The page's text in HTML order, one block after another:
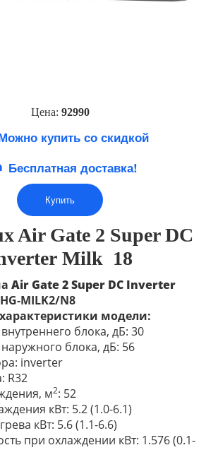
Цена: 92990
купить со скидкой
Бесплатная доставка!
Купить
Air Gate 2 Super DC
Milk 18
Air Gate 2 Super DC Inverter
MILK2/N8
модели:
блока, дБ: 30
блока, дБ: 56
inverter
R32
м2: 52
кВт: 5.2 (1.0-6.1)
кВт: 5.6 (1.1-6.6)
при охлаждении кВт: 1.576 (0.1-